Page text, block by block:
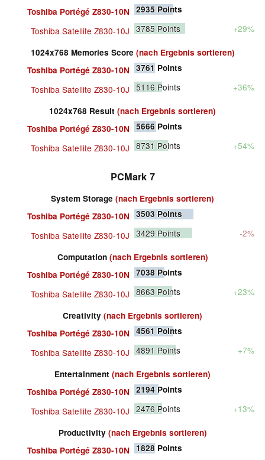
Toshiba Portégé Z830-10N
2935 Points
Toshiba Satellite Z830-10J 3785 Points +29%
1024x768 Memories Score (nach Ergebnis sortieren)
Toshiba Portégé Z830-10N
3761 Points
Toshiba Satellite Z830-10J 5116 Points +36%
1024x768 Result (nach Ergebnis sortieren)
Toshiba Portégé Z830-10N
5666 Points
Toshiba Satellite Z830-10J 8731 Points +54%
PCMark 7
System Storage (nach Ergebnis sortieren)
Toshiba Portégé Z830-10N
3503 Points
Toshiba Satellite Z830-10J 3429 Points -2%
Computation (nach Ergebnis sortieren)
Toshiba Portégé Z830-10N
7038 Points
Toshiba Satellite Z830-10J 8663 Points +23%
Creativity (nach Ergebnis sortieren)
Toshiba Portégé Z830-10N
4561 Points
Toshiba Satellite Z830-10J 4891 Points +7%
Entertainment (nach Ergebnis sortieren)
Toshiba Portégé Z830-10N
2194 Points
Toshiba Satellite Z830-10J 2476 Points +13%
Productivity (nach Ergebnis sortieren)
Toshiba Portégé Z830-10N
1828 Points